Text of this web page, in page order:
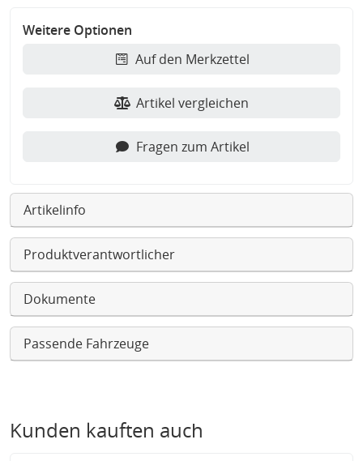
Weitere Optionen
Auf den Merkzettel
Artikel vergleichen
Fragen zum Artikel
Artikelinfo
Produktverantwortlicher
Dokumente
Passende Fahrzeuge
Kunden kauften auch